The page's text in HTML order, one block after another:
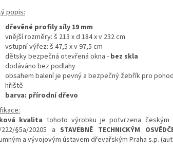
popis:
dřevěné profily síly 19 mm
vnější rozměry: š 213 x d 184 x v 232 cm
vstupní výřez: š 47,5 x v 97,5 cm
dětsky bezpečná otevřená okna - bez skla
dodáváno bez podlahy
obsahem balení je pevný a bezpečný žebřík pro
hřiště
barva: přírodní dřevo
kvalita tohoto výrobku je potvrzena českým
222/§5a/20205 aSTAVEBNĚ TECHNICKÝM
a vývojovým ústavem dřevařským Praha s.p.